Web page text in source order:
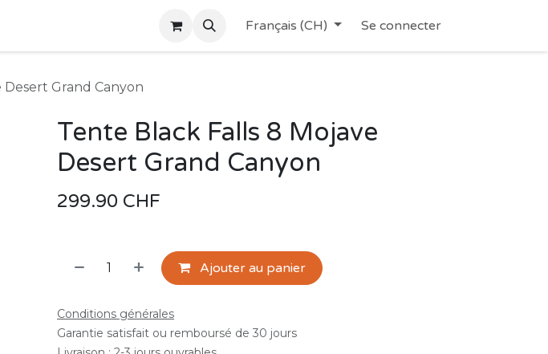
Français (CH) Se connecter
Grand Canyon
Tente Black Falls 8 Mojave
Desert Grand Canyon
299.90 CHF
Ajouter au panier
Conditions générales
Garantie satisfait ou remboursé de 30 jours